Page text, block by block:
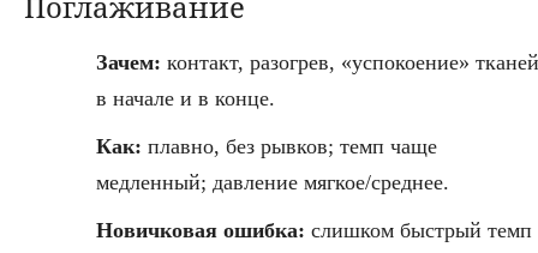
Зачем: контакт, разогрев, «успокоение» тканей
в начале и в конце.
Как: плавно, без рывков; темп чаще
медленный; давление мягкое/среднее.
Новичковая ошибка: слишком быстрый темп